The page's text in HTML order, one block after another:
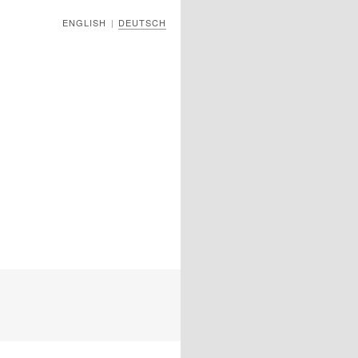
ENGLISH | DEUTSCH